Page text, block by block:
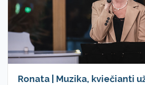
Ronata | Muzika, kviečianti